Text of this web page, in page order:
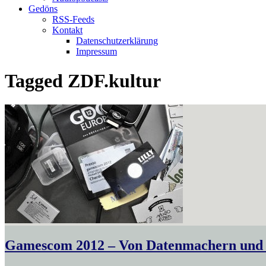
Gedöns
RSS-Feeds
Kontakt
Datenschutzerklärung
Impressum
Tagged ZDF.kultur
Gamescom 2012 – Von Datenmachern